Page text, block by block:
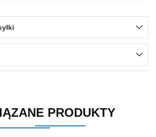
PRODUKTY